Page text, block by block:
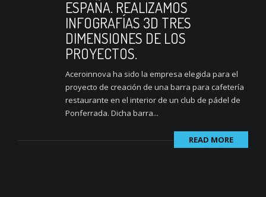
ESPAÑA. REALIZAMOS
INFOGRAFÍAS 3D TRES
DIMENSIONES DE LOS
PROYECTOS.
Aceroinnova ha sido la empresa elegida para el
proyecto de creación de una barra para cafetería
restaurante en el interior de un club de pádel de
Ponferrada. Dicha barra...
READ MORE